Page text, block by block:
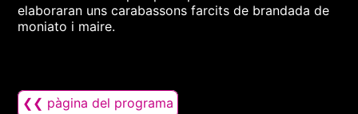
elaboraran uns carabassons farcits de brandada de
moniato i maire.
❮❮ pàgina del programa